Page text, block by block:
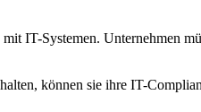
IT-Systemen. Unternehmen
können sie ihre IT-